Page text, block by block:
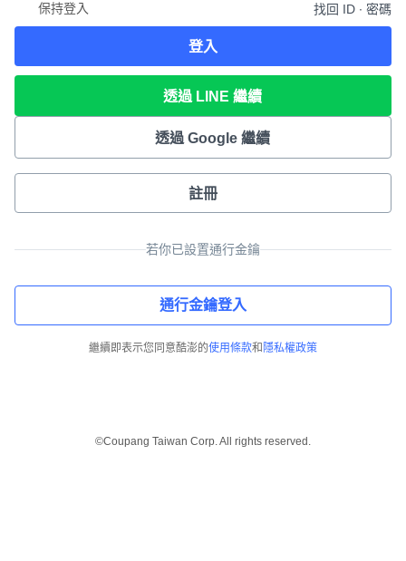
保持登入 找回 ID ∙ 密碼
登入
透過 LINE 繼續
透過 Google 繼續
註冊
若你已設置通行金鑰
通行金鑰登入
繼續即表示您同意酷澎的使用條款和 隱私權政策
©Coupang Taiwan Corp. All rights reserved.